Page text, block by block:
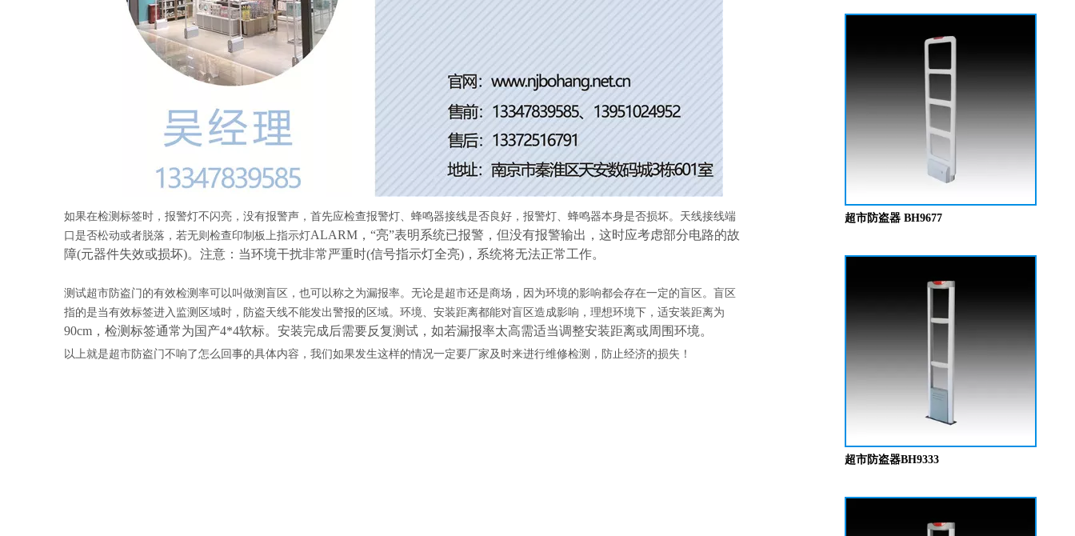
如果在检测标签时，报警灯不闪亮，没有报警声，首先应检查报警灯、蜂鸣器接线是否良好，报警灯、蜂鸣器本身是否损坏。天线接线端
口是否松动或者脱落，若无则检查印制板上指示灯ALARM，“亮”表明系统已报警，但没有报警输出，这时应考虑部分电路的故
障(元器件失效或损坏)。注意：当环境干扰非常严重时(信号指示灯全亮)，系统将无法正常工作。
测试超市防盗门的有效检测率可以叫做测盲区，也可以称之为漏报率。无论是超市还是商场，因为环境的影响都会存在一定的盲区。盲区
指的是当有效标签进入监测区域时，防盗天线不能发出警报的区域。环境、安装距离都能对盲区造成影响，理想环境下，适安装距离为
90cm，检测标签通常为国产4*4软标。安装完成后需要反复测试，如若漏报率太高需适当调整安装距离或周围环境。
以上就是超市防盗门不响了怎么回事的具体内容，我们如果发生这样的情况一定要厂家及时来进行维修检测，防止经济的损失！
科技赋能快乐盛宴，南京博航硬核护航黄子弘凡鸟巢“OPEN WORLD”演唱会 2026-03-15
智能防盗设备的运用【博航】
RFID防盗器系统在商超的应用
超市防盗器 BH9677
超市防盗器BH9333